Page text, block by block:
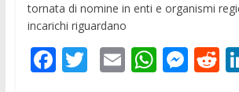
tornata di nomine in enti e organismi
incarichi riguardano
F T E W M R